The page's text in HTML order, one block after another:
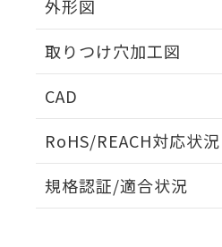
外形図
取りつけ穴加工図
CAD
RoHS/REACH対応状況
EU RoHS 注意事項・凡例
規格認証/適合状況